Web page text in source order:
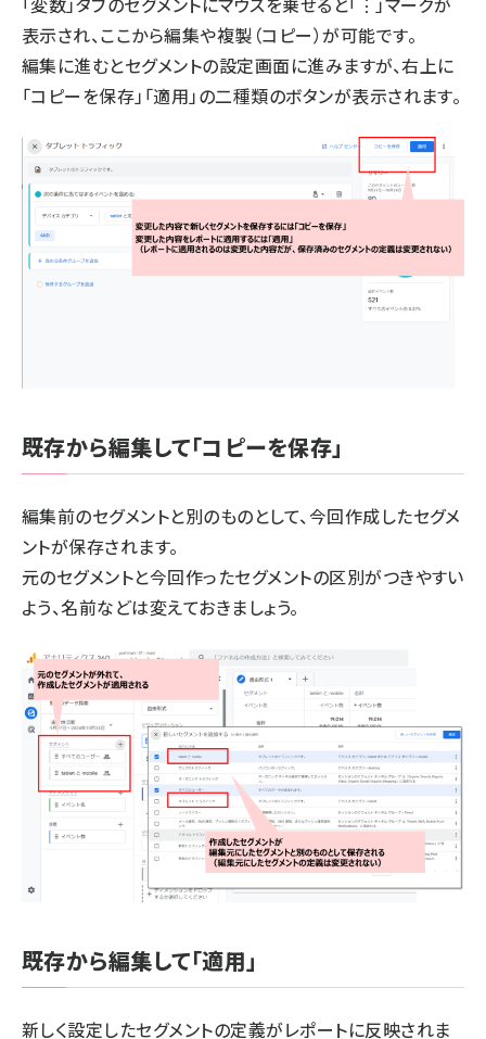
表示され、ここから編集や複製（コピー）が可能です。
編集に進むとセグメントの設定画面に進みますが、右上に
「コピーを保存」「適用」の二種類のボタンが表示されます。
既存から編集して「コピーを保存」
編集前のセグメントと別のものとして、今回作成したセグメ
ントが保存されます。
元のセグメントと今回作ったセグメントの区別がつきやすい
よう、名前などは変えておきましょう。
既存から編集して「適用」
新しく設定したセグメントの定義がレポートに反映されま